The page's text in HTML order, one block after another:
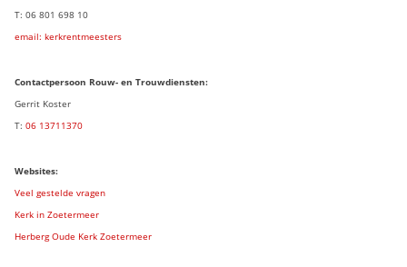
T: 06 801 698 10
email: kerkrentmeesters
Contactpersoon Rouw- en Trouwdiensten:
Gerrit Koster
T: 06 13711370
Websites:
Veel gestelde vragen
Kerk in Zoetermeer
Herberg Oude Kerk Zoetermeer